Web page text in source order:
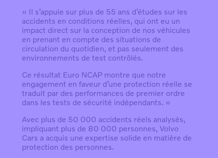
« Il s’appuie sur plus de 55 ans d’études sur les
accidents en conditions réelles, qui ont eu un
impact direct sur la conception de nos véhicules
en prenant en compte des situations de
circulation du quotidien, et pas seulement des
environnements de test contrôlés.
Ce résultat Euro NCAP montre que notre
engagement en faveur d’une protection réelle se
traduit par des performances de premier ordre
dans les tests de sécurité indépendants. »
Avec plus de 50 000 accidents réels analysés,
impliquant plus de 80 000 personnes, Volvo
Cars a acquis une expertise solide en matière de
protection des personnes.